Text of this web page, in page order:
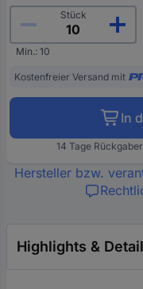
Stück
Min.: 10
Kostenfreier Versand mit
In
14 Tage
Hersteller bzw.
Highlights &